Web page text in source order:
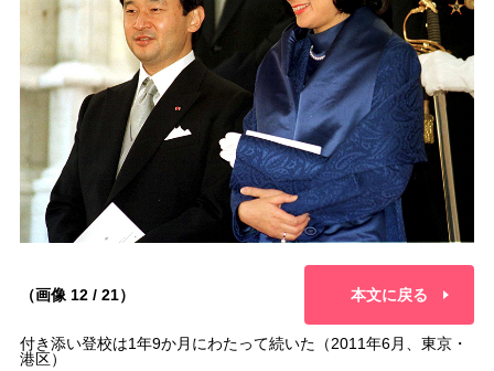
（画像 12 / 21） 本文に戻る
付き添い登校は1年9か月にわたって続いた（2011年6月、東京・
港区）